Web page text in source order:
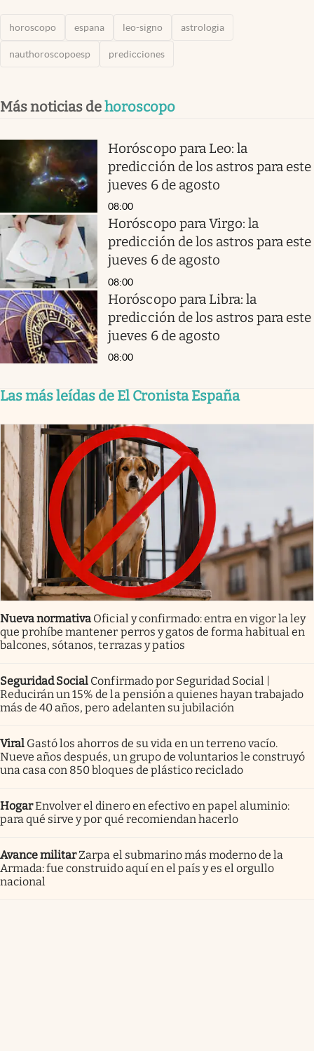
horoscopo espana leo-signo astrologia
nauthoroscopoesp predicciones
Más noticias dehoroscopo
Horóscopo para Leo: la
predicción de los astros para este
jueves 6 de agosto
08:00
Horóscopo para Virgo: la
predicción de los astros para este
jueves 6 de agosto
08:00
Horóscopo para Libra: la
predicción de los astros para este
jueves 6 de agosto
08:00
Las más leídas de El Cronista España
Nueva normativa Oficial y confirmado: entra en vigor la ley
que prohíbe mantener perros y gatos de forma habitual en
balcones, sótanos, terrazas y patios
Seguridad Social Confirmado por Seguridad Social |
Reducirán un 15% de la pensión a quienes hayan trabajado
más de 40 años, pero adelanten su jubilación
Viral Gastó los ahorros de su vida en un terreno vacío.
Nueve años después, un grupo de voluntarios le construyó
una casa con 850 bloques de plástico reciclado
HogarEnvolver el dinero en efectivo en papel aluminio:
para qué sirve y por qué recomiendan hacerlo
Avance militarZarpa el submarino más moderno de la
Armada: fue construido aquí en el país y es el orgullo
nacional